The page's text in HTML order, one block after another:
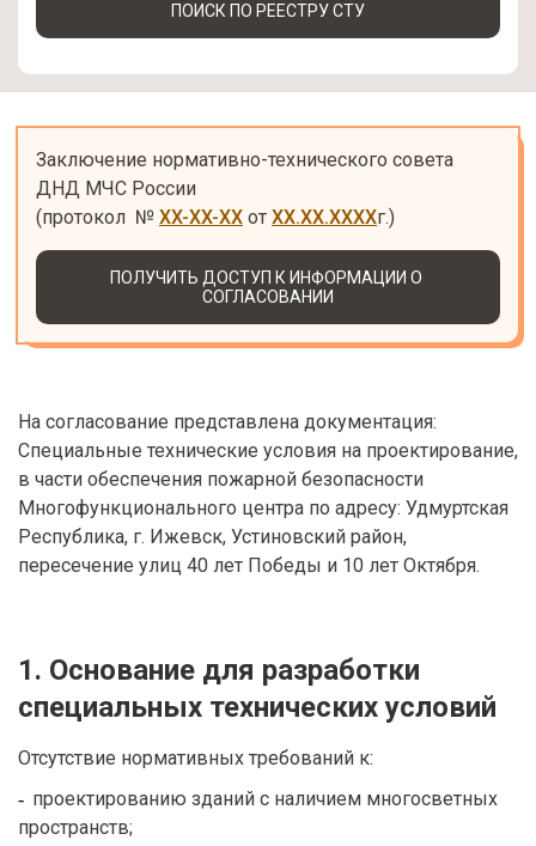
Заключение нормативно-технического совета
ДНД МЧС России
(протокол  № XX-XX-XX от XX.XX.XXXXг.)
ПОЛУЧИТЬ ДОСТУП К ИНФОРМАЦИИ О
СОГЛАСОВАНИИ
На согласование представлена документация:
Специальные технические условия на проектирование,
в части обеспечения пожарной безопасности
Многофункционального центра по адресу: Удмуртская
Республика, г. Ижевск, Устиновский район,
пересечение улиц 40 лет Победы и 10 лет Октября.
1. Основание для разработки
специальных технических условий
Отсутствие нормативных требований к:
проектированию зданий с наличием многосветных
пространств;
ПОИСК ПО РЕЕСТРУ СТУ